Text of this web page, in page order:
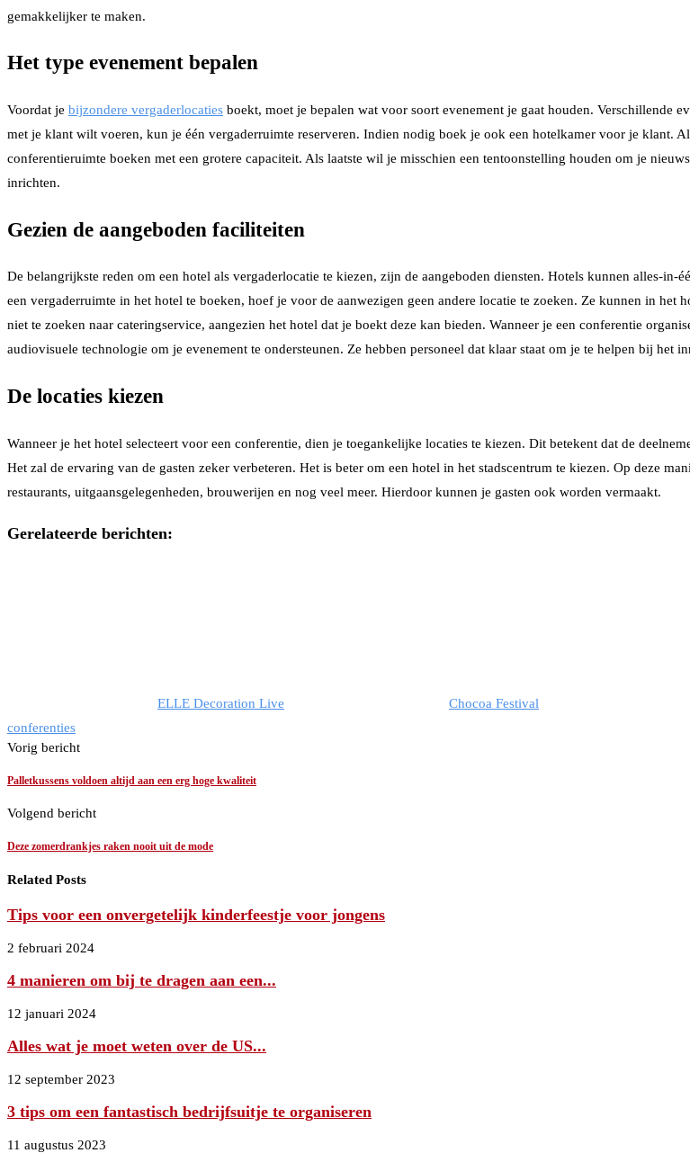
gemakkelijker te maken.
Het type evenement bepalen
Voordat je bijzondere vergaderlocaties boekt, moet je bepalen wat voor soort evenement je gaat houden. Verschillende
met je klant wilt voeren, kun je één vergaderruimte reserveren. Indien nodig boek je ook een hotelkamer voor je klant.
conferentieruimte boeken met een grotere capaciteit. Als laatste wil je misschien een tentoonstelling houden om je
inrichten.
Gezien de aangeboden faciliteiten
De belangrijkste reden om een ​​hotel als vergaderlocatie te kiezen, zijn de aangeboden diensten. Hotels kunnen alles-in-
een vergaderruimte in het hotel te boeken, hoef je voor de aanwezigen geen andere locatie te zoeken. Ze kunnen in
niet te zoeken naar cateringservice, aangezien het hotel dat je boekt deze kan bieden. Wanneer je een conferentie
audiovisuele technologie om je evenement te ondersteunen. Ze hebben personeel dat klaar staat om je te helpen bij het
De locaties kiezen
Wanneer je het hotel selecteert voor een conferentie, dien je toegankelijke locaties te kiezen. Dit betekent dat de
Het zal de ervaring van de gasten zeker verbeteren. Het is beter om een ​​hotel in het stadscentrum te kiezen. Op deze
restaurants, uitgaansgelegenheden, brouwerijen en nog veel meer. Hierdoor kunnen je gasten ook worden vermaakt.
Gerelateerde berichten:
ELLE Decoration Live Chocoa Festival
conferenties
Vorig bericht
Palletkussens voldoen altijd aan een erg hoge kwaliteit
Volgend bericht
Deze zomerdrankjes raken nooit uit de mode
Related Posts
Tips voor een onvergetelijk kinderfeestje voor jongens
2 februari 2024
4 manieren om bij te dragen aan een...
12 januari 2024
Alles wat je moet weten over de US...
12 september 2023
3 tips om een fantastisch bedrijfsuitje te organiseren
11 augustus 2023